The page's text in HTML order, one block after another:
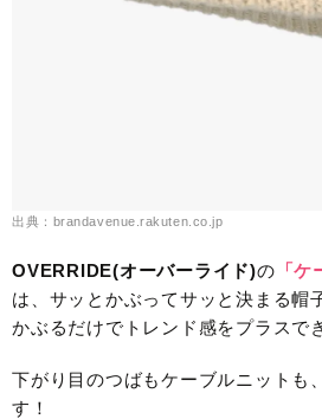
出典：brandavenue.rakuten.co.jp
OVERRIDE(オーバーライド)の 「
は、サッとかぶってサッと決まる帽
かぶるだけでトレンド感をプラスで
下がり目のつばもケーブルニットも
す！